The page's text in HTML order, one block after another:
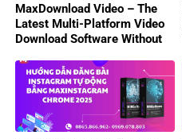
MaxDownload Video – The
Latest Multi-Platform Video
Download Software Without